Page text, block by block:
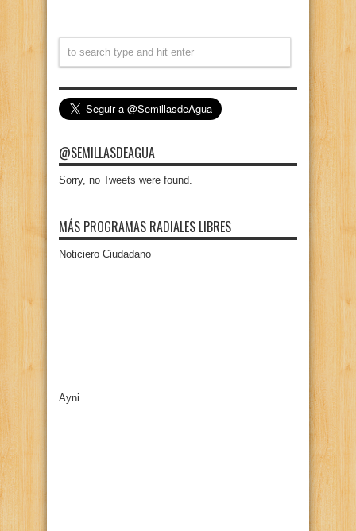
@SEMILLASDEAGUA
Sorry, no Tweets were found.
MÁS PROGRAMAS RADIALES LIBRES
Noticiero Ciudadano
Ayni